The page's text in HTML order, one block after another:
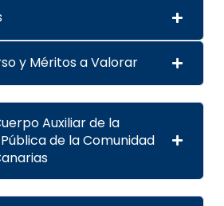
y Méritos a Valorar
Auxiliar de la
de la Comunidad